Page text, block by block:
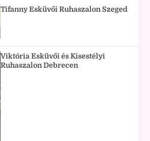
Tifanny Esküvői Ruhaszalon Szeged
Viktória Esküvői és Kisestélyi
Ruhaszalon Debrecen